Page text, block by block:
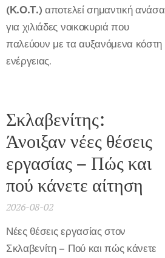
(Κ.Ο.Τ.) αποτελεί σημαντική ανάσα
για χιλιάδες νοικοκυριά που
παλεύουν με τα αυξανόμενα κόστη
ενέργειας.
Σκλαβενίτης:
Άνοιξαν νέες θέσεις
εργασίας – Πώς και
πού κάνετε αίτηση
2026-08-02
Νέες θέσεις εργασίας στον
Σκλαβενίτη – Πού και πώς κάνετε